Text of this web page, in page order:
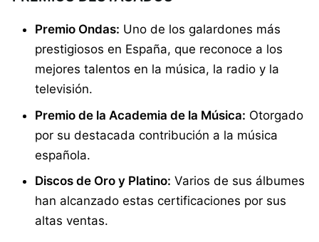
Premio Ondas: Uno de los galardones más
prestigiosos en España, que reconoce a los
mejores talentos en la música, la radio y la
televisión.
Premio de la Academia de la Música: Otorgado
por su destacada contribución a la música
española.
Discos de Oro y Platino: Varios de sus álbumes
han alcanzado estas certificaciones por sus
altas ventas.